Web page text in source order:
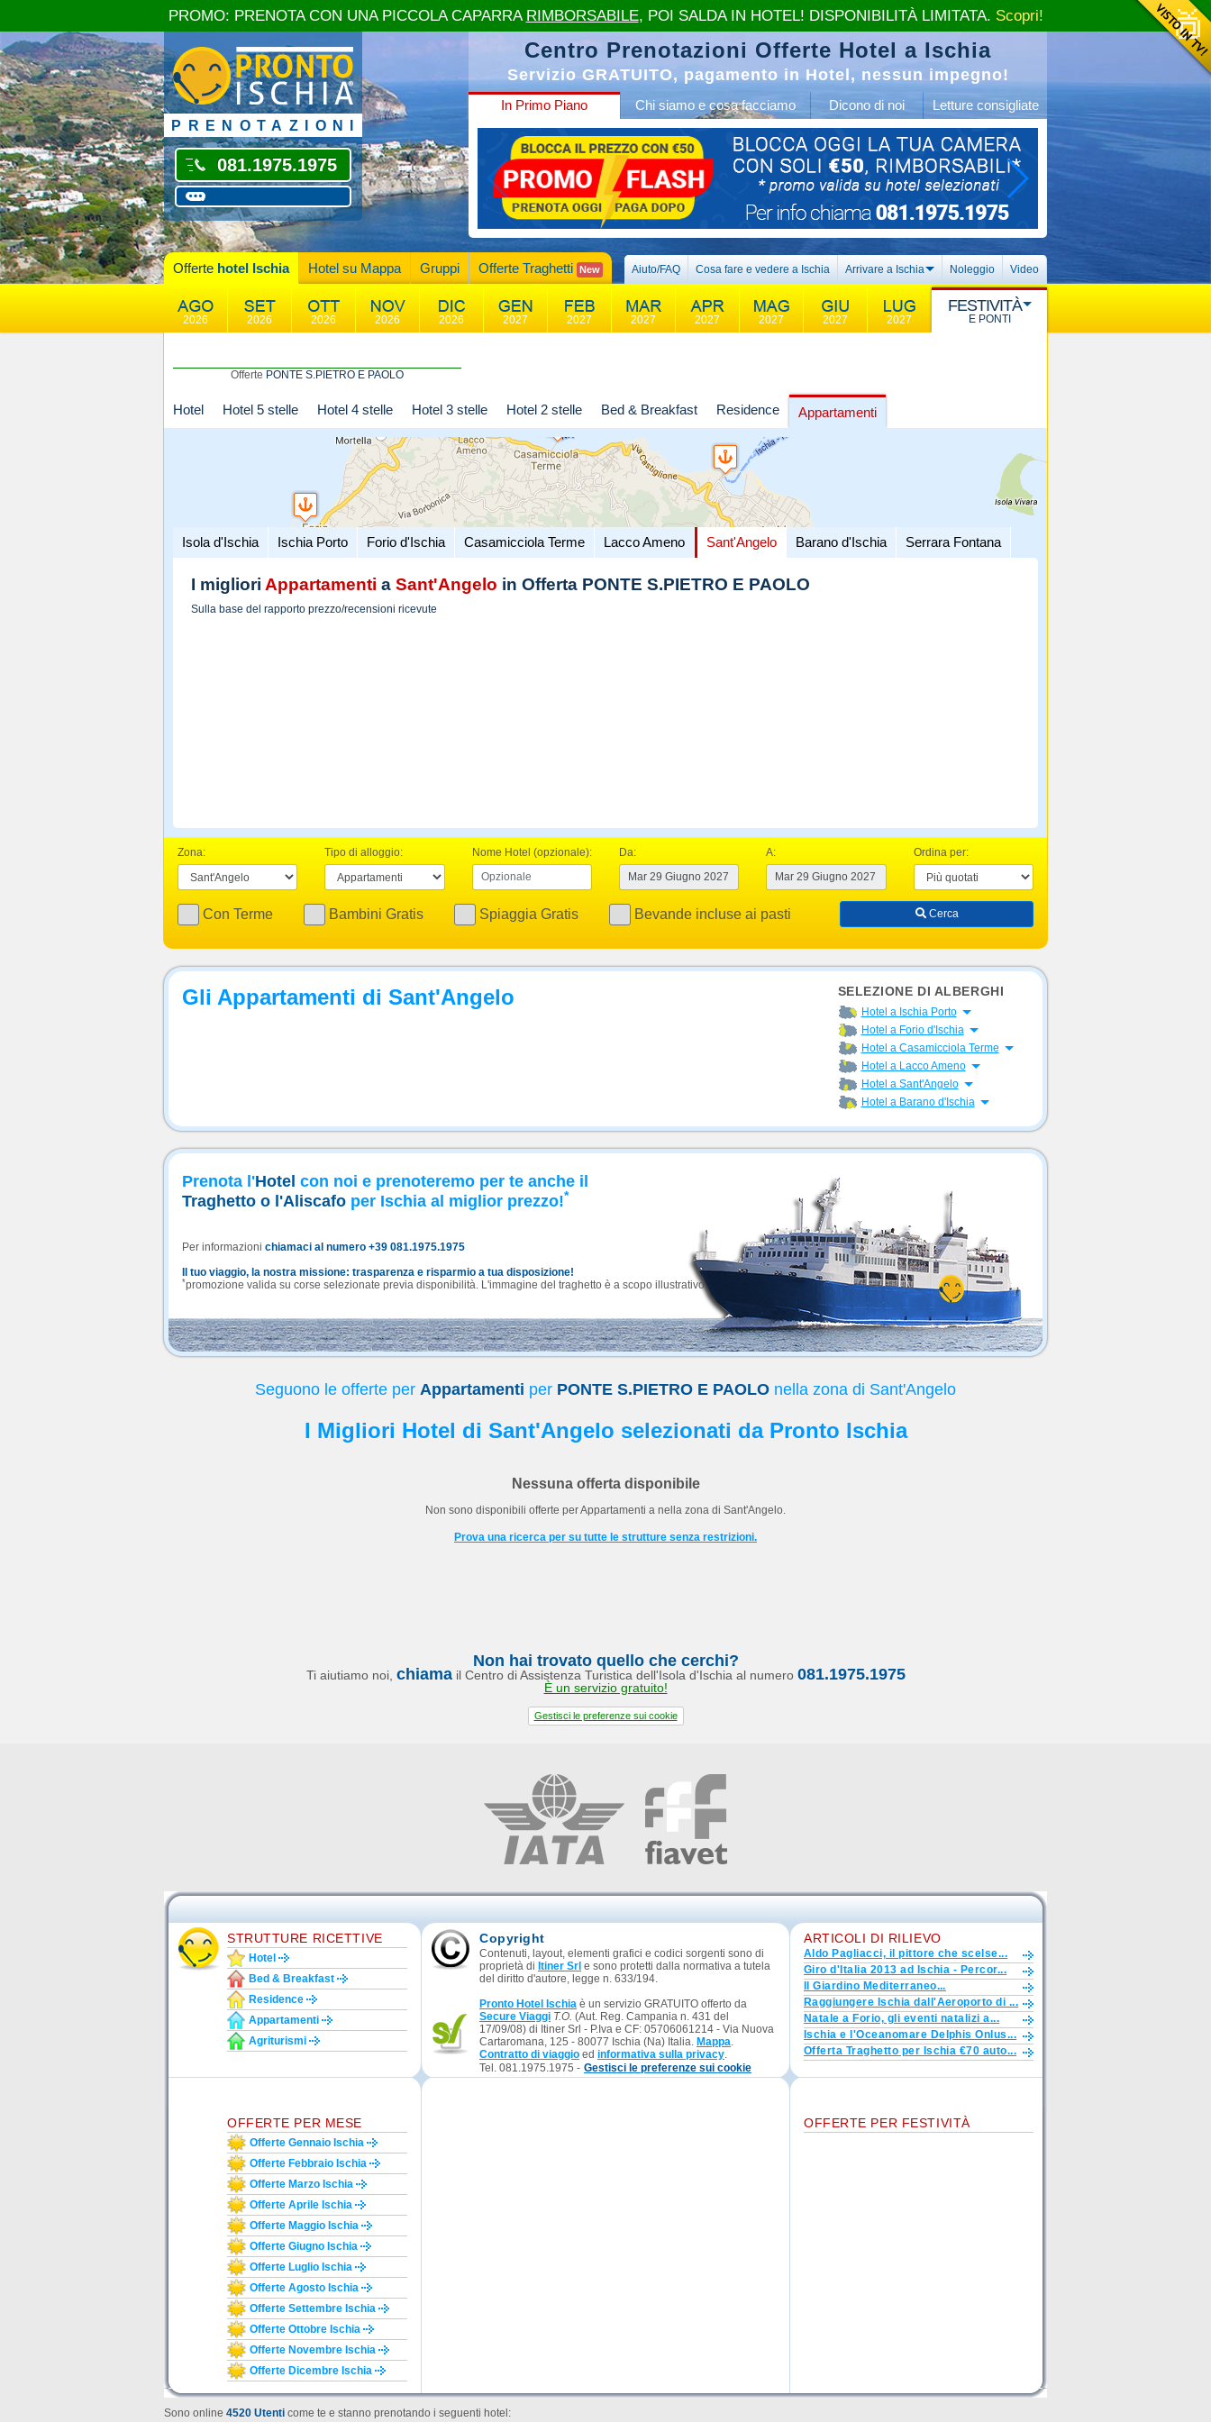
PRENOTAZIONI
081.1975.1975
Centro Prenotazioni Offerte Hotel a Ischia
Servizio GRATUITO, pagamento in Hotel, nessun impegno!
In Primo Piano Chi siamo e cosa facciamo Dicono di noi Letture consigliate
Offerte hotel Ischia Hotel su Mappa Gruppi Offerte Traghetti New Aiuto/FAQ Cosa fare e vedere a Ischia Arrivare a Ischia Noleggio Video
2026 2026 2026 2026 2026 2027 2027 2027 2027 2027 2027 2027
FESTIVITÀ
E PONTI
Offerte PONTE S.PIETRO E PAOLO
Hotel Hotel 5 stelle Hotel 4 stelle Hotel 3 stelle Hotel 2 stelle Bed & Breakfast Residence Appartamenti
Isola d'Ischia Ischia Porto Forio d'Ischia Casamicciola Terme Lacco Ameno Sant'Angelo Barano d'Ischia Serrara Fontana
I migliori Appartamenti a Sant'Angelo in Offerta PONTE S.PIETRO E PAOLO
Sulla base del rapporto prezzo/recensioni ricevute
Zona: Tipo di alloggio: Nome Hotel (opzionale): Da: A: Ordina per:
Con Terme Bambini Gratis Spiaggia Gratis Bevande incluse ai pasti Cerca
Gli Appartamenti di Sant'Angelo SELEZIONE DI ALBERGHI
Hotel a Ischia Porto Apri menu
Hotel a Forio d'Ischia Apri menu
Hotel a Casamicciola Terme Apri menu
Hotel a Lacco Ameno Apri menu
Hotel a Sant'Angelo Apri menu
Hotel a Barano d'Ischia Apri menu
Prenota l'Hotel con noi e prenoteremo per te anche il
Traghetto o l'Aliscafo per Ischia al miglior prezzo!*
Per informazioni chiamaci al numero +39 081.1975.1975
Il tuo viaggio, la nostra missione: trasparenza e risparmio a tua disposizione!
*promozione valida su corse selezionate previa disponibilità. L'immagine del traghetto è a scopo illustrativo.
Seguono le offerte per Appartamenti per PONTE S.PIETRO E PAOLO nella zona di Sant'Angelo
I Migliori Hotel di Sant'Angelo selezionati da Pronto Ischia
Nessuna offerta disponibile
Non sono disponibili offerte perAppartamenti a nella zona di Sant'Angelo.
Prova una ricerca per su tutte le strutture senza restrizioni.
Non hai trovato quello che cerchi?
Ti aiutiamo noi, chiamail Centro di Assistenza Turistica dell'Isola d'Ischia al numero 081.1975.1975
È un servizio gratuito!
Gestisci le preferenze sui cookie
STRUTTURE RICETTIVE
Hotel
Bed & Breakfast
Residence
Appartamenti
Agriturismi
Copyright
Contenuti, layout, elementi grafici e codici sorgenti sono di
proprietà di Itiner Srl e sono protetti dalla normativa a tutela
del diritto d'autore, legge n. 633/194.
Pronto Hotel Ischia è un servizio GRATUITO offerto da
Secure Viaggi T.O. (Aut. Reg. Campania n. 431 del
17/09/08) di Itiner Srl - P.Iva e CF: 05706061214 - Via Nuova
Cartaromana, 125 - 80077 Ischia (Na) Italia. Mappa.
Contratto di viaggio ed informativa sulla privacy.
Tel. 081.1975.1975 - Gestisci le preferenze sui cookie
ARTICOLI DI RILIEVO
Aldo Pagliacci, il pittore che scelse...
Giro d'Italia 2013 ad Ischia - Percor...
Il Giardino Mediterraneo...
Raggiungere Ischia dall'Aeroporto di ...
Natale a Forio, gli eventi natalizi a...
Ischia e l'Oceanomare Delphis Onlus...
Offerta Traghetto per Ischia €70 auto...
OFFERTE PER MESE
Offerte Gennaio Ischia
Offerte Febbraio Ischia
Offerte Marzo Ischia
Offerte Aprile Ischia
Offerte Maggio Ischia
Offerte Giugno Ischia
Offerte Luglio Ischia
Offerte Agosto Ischia
Offerte Settembre Ischia
Offerte Ottobre Ischia
Offerte Novembre Ischia
Offerte Dicembre Ischia
OFFERTE PER FESTIVITÀ
Sono online 4520 Utenti come te e stanno prenotando i seguenti hotel:
PROMO: PRENOTA CON UNA PICCOLA CAPARRA RIMBORSABILE, POI SALDA IN HOTEL! DISPONIBILITÀ LIMITATA. Scopri!